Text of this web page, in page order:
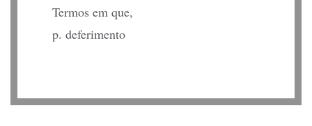
Termos em que,
p. deferimento